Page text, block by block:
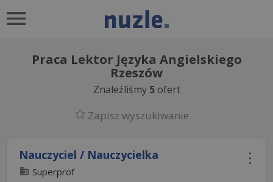
Praca Lektor Języka Angielskiego
Rzeszów
Znaleźliśmy 5ofert
Zapisz wyszukiwanie
Nauczyciel / Nauczycielka
Superprof